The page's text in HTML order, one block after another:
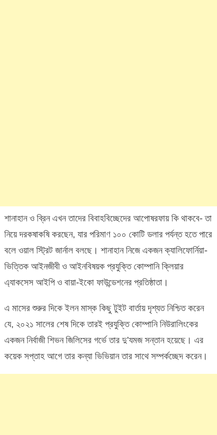
শানাহান ও ব্রিন এখন তাদের বিবাহবিচ্ছেদের আপোষরফায় কি থাকবে- তা
নিয়ে দরকষাকষি করছেন, যার পরিমাণ ১০০ কোটি ডলার পর্যন্ত হতে পারে
বলে ওয়াল স্ট্রিট জার্নাল বলছে। শানাহান নিজে একজন ক্যালিফোর্নিয়া-
ভিত্তিক আইনজীবী ও আইনবিষয়ক প্রযুক্তি কোম্পানি ক্লিয়ার
এ্যাকসেস আইপি ও বায়া-ইকো ফাউন্ডেশনের প্রতিষ্ঠাতা।
এ মাসের শুরুর দিকে ইলন মাস্ক কিছু টুইট বার্তায় দৃশ্যত নিশ্চিত করেন
যে, ২০২১ সালের শেষ দিকে তারই প্রযুক্তি কোম্পানি নিউরালিংকের
একজন নির্বাজী শিভন জিলিসের গর্ভে তার দু’যমজ সন্তান হয়েছে। এর
কয়েক সপ্তাহ আগে তার কন্যা ভিভিয়ান তার সাথে সম্পর্কচ্ছেদ করেন।